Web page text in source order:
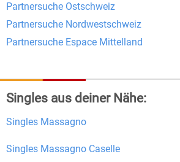
inklusive des Profilbldes
kostenlos und ohne versteckte
anderen Mitgliedern.
Erhalten und
Partnersuche Ostschweiz
Partnersuche Nordwestschweiz
Partnersuche Espace Mittelland
Singles aus deiner Nähe:
Singles Massagno
Singles Massagno Caselle